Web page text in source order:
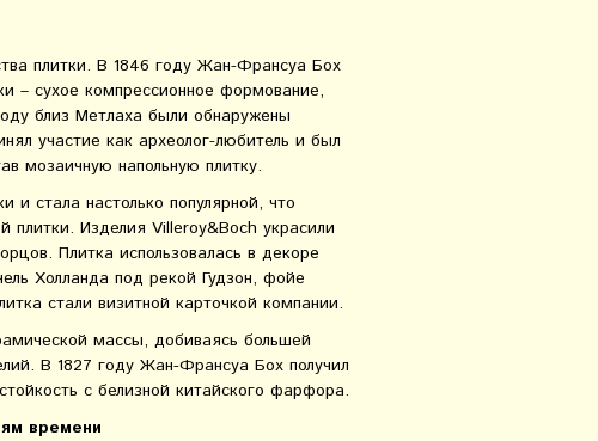
плитки. В 1846 году Жан-Франсуа Бох
– сухое компрессионное формование,
близ Метлаха были обнаружены
участие как археолог-любитель и был
мозаичную напольную плитку.
и стала настолько популярной, что
плитки. Изделия Villeroy&Boch украсили
Плитка использовалась в декоре
Холланда под рекой Гудзон, фойе
стали визитной карточкой компании.
массы, добиваясь большей
В 1827 году Жан-Франсуа Бох получил
с белизной китайского фарфора.
времени